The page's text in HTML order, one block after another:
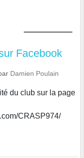
Facebook
Damien Poulain
du club sur la page
CRASP974/